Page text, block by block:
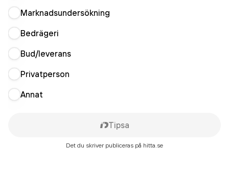
Marknadsundersökning
Bedrägeri
Bud/leverans
Privatperson
Annat
Tipsa
Det du skriver publiceras på hitta.se